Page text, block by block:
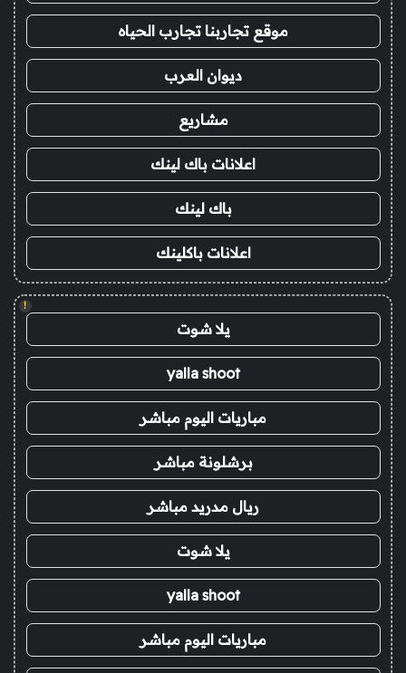
موقع تجاربنا تجارب الحياه
ديوان العرب
مشاريع
اعلانات باك لينك
باك لينك
اعلانات باكلينك
!
يلا شوت
yalla shoot
مباريات اليوم مباشر
برشلونة مباشر
ريال مدريد مباشر
يلا شوت
yalla shoot
مباريات اليوم مباشر